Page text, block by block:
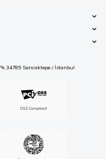
Sancaktepe / İstanbul